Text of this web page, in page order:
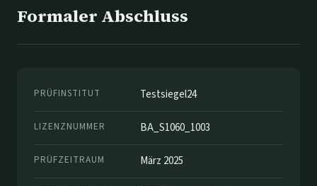
Formaler Abschluss
PRÜFINSTITUT Testsiegel24
LIZENZNUMMER BA_S1060_1003
PRÜFZEITRAUM März 2025